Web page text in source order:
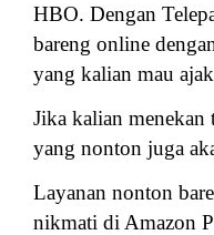
HBO. Dengan
bareng online
yang kalian mau
Jika kalian menekan
yang nonton juga
Layanan nonton
nikmati di Amazon